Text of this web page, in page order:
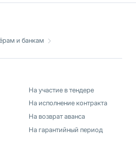
и банкам
На участие в тендере
На исполнение контракта
На возврат аванса
На гарантийный период